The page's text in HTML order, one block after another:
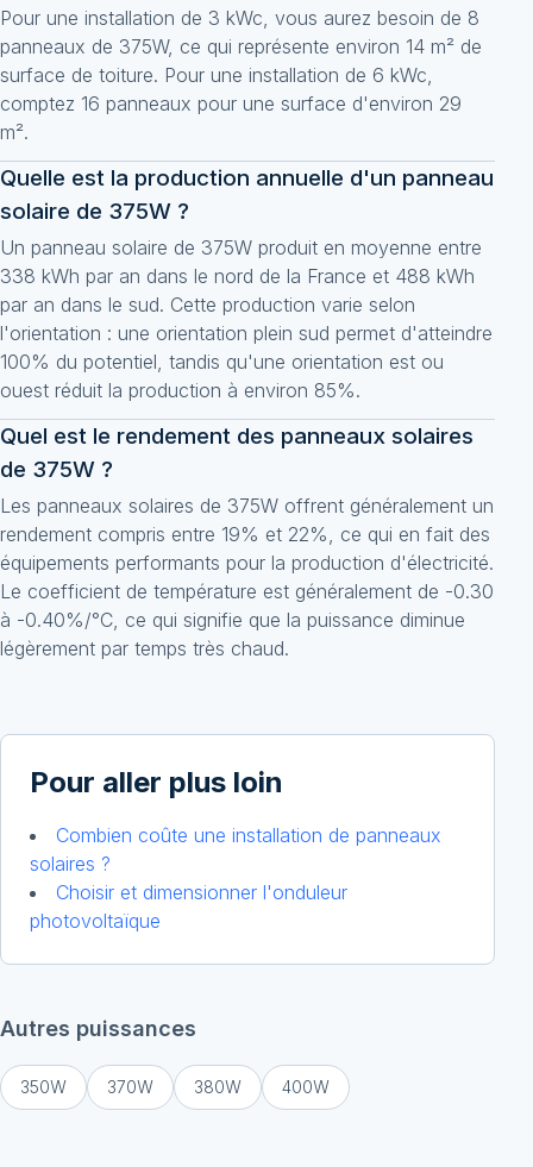
Pour une installation de 3 kWc, vous aurez besoin de 8
panneaux de 375W, ce qui représente environ 14 m² de
surface de toiture. Pour une installation de 6 kWc,
comptez 16 panneaux pour une surface d'environ 29
m².
Quelle est la production annuelle d'un panneau
solaire de 375W ?
Un panneau solaire de 375W produit en moyenne entre
338 kWh par an dans le nord de la France et 488 kWh
par an dans le sud. Cette production varie selon
l'orientation : une orientation plein sud permet d'atteindre
100% du potentiel, tandis qu'une orientation est ou
ouest réduit la production à environ 85%.
Quel est le rendement des panneaux solaires
de 375W ?
Les panneaux solaires de 375W offrent généralement un
rendement compris entre 19% et 22%, ce qui en fait des
équipements performants pour la production d'électricité.
Le coefficient de température est généralement de -0.30
à -0.40%/°C, ce qui signifie que la puissance diminue
légèrement par temps très chaud.
Pour aller plus loin
Combien coûte une installation de panneaux
solaires ?
Choisir et dimensionner l'onduleur
photovoltaïque
Autres puissances
350W 370W 380W 400W